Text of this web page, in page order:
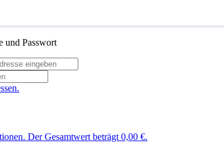
und Passwort
Der Gesamtwert beträgt 0,00 €.